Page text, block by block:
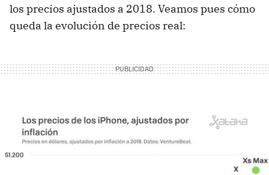
los precios ajustados a 2018. Veamos pues cómo
queda la evolución de precios real: